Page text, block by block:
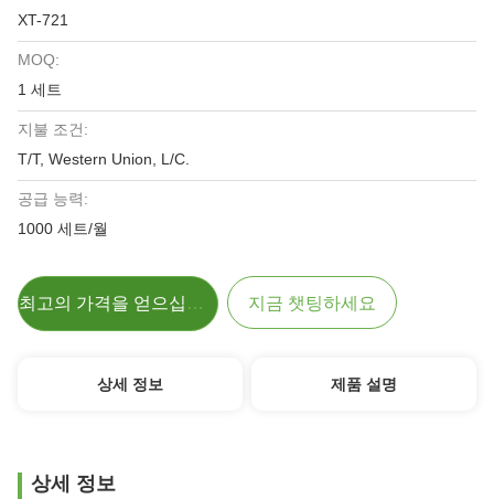
XT-721
MOQ:
1 세트
지불 조건:
T/T, Western Union, L/C.
공급 능력:
1000 세트/월
최고의 가격을 얻으십시오 지금 챗팅하세요
상세 정보 제품 설명
상세 정보